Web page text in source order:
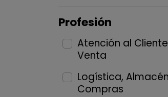
Profesión
Atención al
Venta
Logística,
Compras